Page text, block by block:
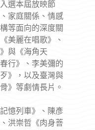
選本屆放映節
家庭關係、情感
等面向的深度關
美麗在唱歌》、
與《海角天
行》、李美彌的
》，以及臺灣與
》等劇情長片。
憶列車》、陳彥
洪崇哲《肉身菩